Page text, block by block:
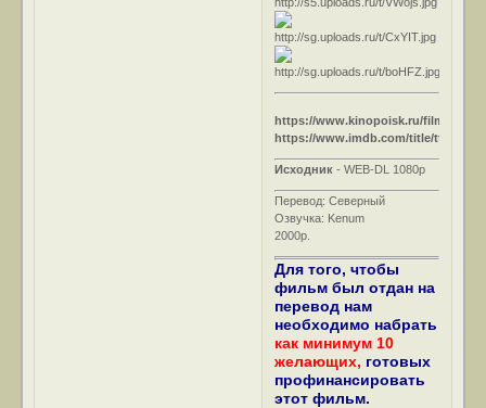
https://www.kinopoisk.ru/film/10709/
https://www.imdb.com/title/
Исходник - WEB-DL 1080p
Перевод: Северный
Озвучка: Kenum
2000р.
Для того, чтобы
фильм был отдан на
перевод нам
необходимо набрать
как минимум 10
желающих, готовых
профинансировать
этот фильм.